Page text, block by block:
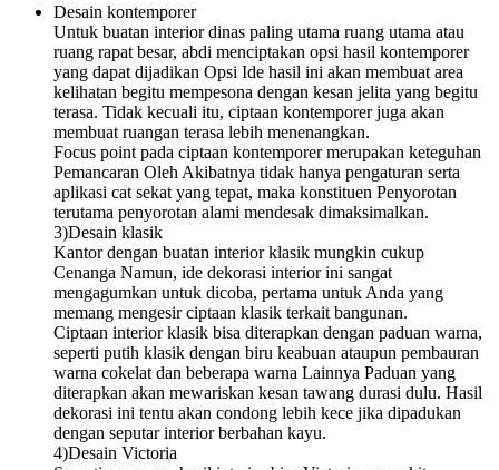
Desain kontemporer
Untuk buatan interior dinas paling utama ruang utama atau
ruang rapat besar, abdi menciptakan opsi hasil kontemporer
yang dapat dijadikan Opsi Ide hasil ini akan membuat area
kelihatan begitu mempesona dengan kesan jelita yang begitu
terasa. Tidak kecuali itu, ciptaan kontemporer juga akan
membuat ruangan terasa lebih menenangkan.
Focus point pada ciptaan kontemporer merupakan keteguhan
Pemancaran Oleh Akibatnya tidak hanya pengaturan serta
aplikasi cat sekat yang tepat, maka konstituen Penyorotan
terutama penyorotan alami mendesak dimaksimalkan.
3)Desain klasik
Kantor dengan buatan interior klasik mungkin cukup
Cenanga Namun, ide dekorasi interior ini sangat
mengagumkan untuk dicoba, pertama untuk Anda yang
memang mengesir ciptaan klasik terkait bangunan.
Ciptaan interior klasik bisa diterapkan dengan paduan warna,
seperti putih klasik dengan biru keabuan ataupun pembauran
warna cokelat dan beberapa warna Lainnya Paduan yang
diterapkan akan mewariskan kesan tawang durasi dulu. Hasil
dekorasi ini tentu akan condong lebih kece jika dipadukan
dengan seputar interior berbahan kayu.
4)Desain Victoria